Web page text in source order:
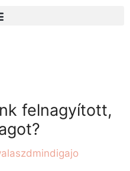
felnagyított,